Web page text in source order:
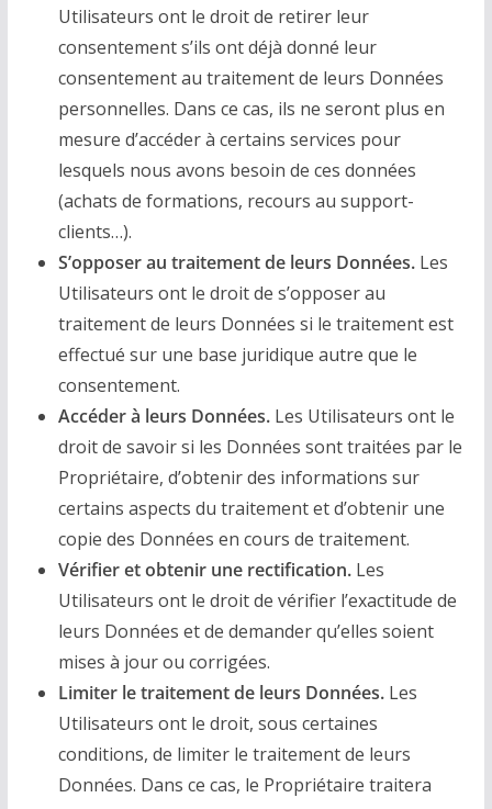
Utilisateurs ont le droit de retirer leur
consentement s’ils ont déjà donné leur
consentement au traitement de leurs Données
personnelles. Dans ce cas, ils ne seront plus en
mesure d’accéder à certains services pour
lesquels nous avons besoin de ces données
(achats de formations, recours au support-
clients…).
S’opposer au traitement de leurs Données.Les
Utilisateurs ont le droit de s’opposer au
traitement de leurs Données si le traitement est
effectué sur une base juridique autre que le
consentement.
Accéder à leurs Données.Les Utilisateurs ont le
droit de savoir si les Données sont traitées par le
Propriétaire, d’obtenir des informations sur
certains aspects du traitement et d’obtenir une
copie des Données en cours de traitement.
Vérifier et obtenir une rectification.Les
Utilisateurs ont le droit de vérifier l’exactitude de
leurs Données et de demander qu’elles soient
mises à jour ou corrigées.
Limiter le traitement de leurs Données.Les
Utilisateurs ont le droit, sous certaines
conditions, de limiter le traitement de leurs
Données. Dans ce cas, le Propriétaire traitera